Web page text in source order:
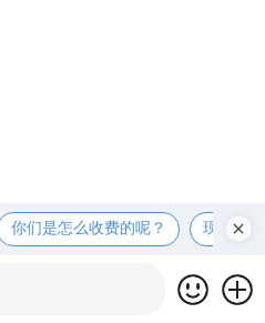
你们是怎么收费的呢？ 现在有